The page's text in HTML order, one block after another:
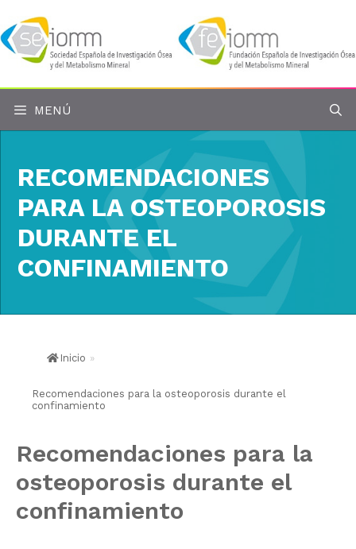
al
contenido
MENÚ
RECOMENDACIONES
PARA LA OSTEOPOROSIS
DURANTE EL
CONFINAMIENTO
Inicio »
Recomendaciones para la osteoporosis durante el
confinamiento
Recomendaciones para la
osteoporosis durante el
confinamiento